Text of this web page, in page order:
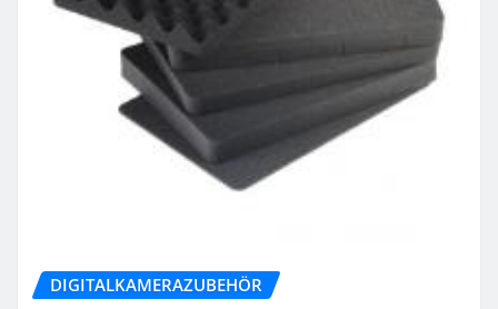
DIGITALKAMERAZUBEHÖR